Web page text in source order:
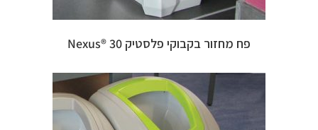
פח מחזור בקבוקי פלסטיק 30 ®Nexus